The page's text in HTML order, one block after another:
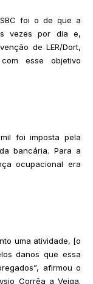
foi o de que a
vezes por dia e,
de LER/Dort,
esse objetivo
foi imposta pela
bancária. Para a
ocupacional era
uma atividade, [o
danos que essa
afirmou o
Corrêa a Veiga.